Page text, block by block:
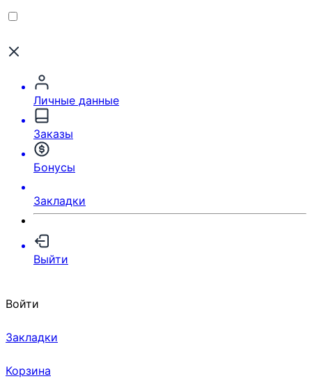
Личные данные
Заказы
Бонусы
Закладки
Выйти
Войти
Закладки
Корзина